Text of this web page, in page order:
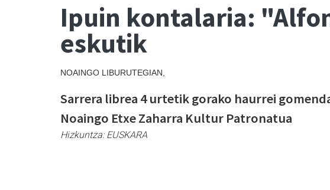
Ipuin kontalaria:
eskutik
NOAINGO LIBURUTEGIAN,
Sarrera librea 4 urtetik gorako haurrei
Noaingo Etxe Zaharra Kultur Patronatua
Hizkuntza:EUSKARA